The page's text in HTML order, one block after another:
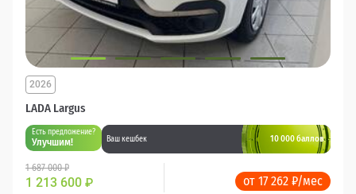
LADA Largus
2026
Есть предложение?
Улучшим! Ваш кешбек 10 000 баллов
1 687 000 ₽
1 213 600 ₽ от 17 262 ₽/мес